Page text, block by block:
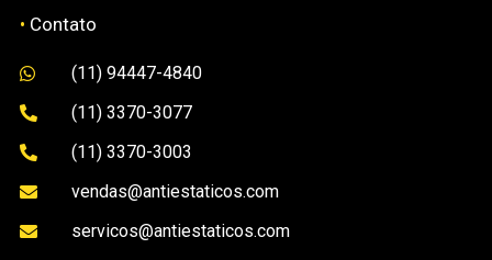
• Contato
 (11) 94447-4840
 (11) 3370-3077
 (11) 3370-3003
 vendas@antiestaticos.com
 servicos@antiestaticos.com